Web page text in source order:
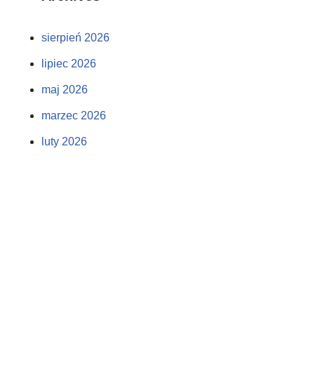
sierpień 2026
lipiec 2026
maj 2026
marzec 2026
luty 2026